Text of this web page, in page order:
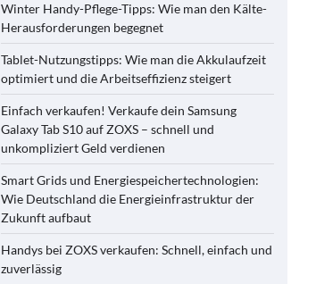
Winter Handy-Pflege-Tipps: Wie man den Kälte-
Herausforderungen begegnet
Tablet-Nutzungstipps: Wie man die Akkulaufzeit
optimiert und die Arbeitseffizienz steigert
Einfach verkaufen! Verkaufe dein Samsung
Galaxy Tab S10 auf ZOXS – schnell und
unkompliziert Geld verdienen
Smart Grids und Energiespeichertechnologien:
Wie Deutschland die Energieinfrastruktur der
Zukunft aufbaut
Handys bei ZOXS verkaufen: Schnell, einfach und
zuverlässig